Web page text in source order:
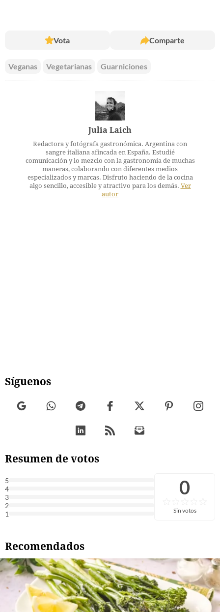
Vota Comparte
Veganas Vegetarianas Guarniciones
Julia Laich
Redactora y fotógrafa gastronómica. Argentina con
sangre italiana afincada en España. Estudié
comunicación y lo mezclo con la gastronomía de muchas
maneras, colaborando con diferentes medios
especializados y marcas. Disfruto haciendo de la cocina
algo sencillo, accesible y atractivo para los demás. Ver
autor
Síguenos
Resumen de votos
5
4
3
2
1
0
Sin votos
Recomendados